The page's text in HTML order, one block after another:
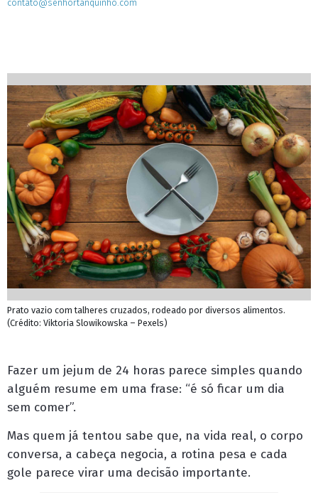
contato@senhortanquinho.com
Prato vazio com talheres cruzados, rodeado por diversos alimentos.
(Crédito: Viktoria Slowikowska – Pexels)
Fazer um jejum de 24 horas parece simples quando
alguém resume em uma frase: “é só ficar um dia
sem comer”.
Mas quem já tentou sabe que, na vida real, o corpo
conversa, a cabeça negocia, a rotina pesa e cada
gole parece virar uma decisão importante.